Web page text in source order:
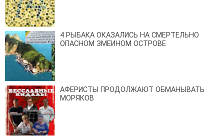
4 РЫБАКА ОКАЗАЛИСЬ НА СМЕРТЕЛЬНО
ОПАСНОМ ЗМЕИНОМ ОСТРОВЕ
АФЕРИСТЫ ПРОДОЛЖАЮТ ОБМАНЫВАТЬ
МОРЯКОВ